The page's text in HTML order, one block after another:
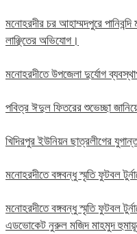
মনোহরদীর চর আহাম্মদপুরে
লাঞ্ছিতের অভিযোগ।
মনোহরদীতে উপজেলা দুর্যোগ
পবিত্র ঈদুল ফিতরের শুভেচ্ছা
খিদিরপুর ইউনিয়ন ছাত্রলীগের
মনোহরদীতে বঙ্গবন্ধু স্মৃতি ফুটবল
মনোহরদীতে বঙ্গবন্ধু স্মৃতি ফুটবল
এডভোকেট নুরুল মজিদ মাহমুদ